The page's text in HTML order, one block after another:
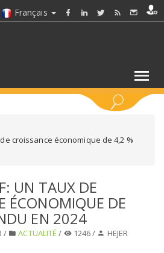
Français
croissance économique de 4,2 %
UN TAUX DE
ÉCONOMIQUE DE
EN 2024
/ ACTUALITÉ / 1246 / HEJER